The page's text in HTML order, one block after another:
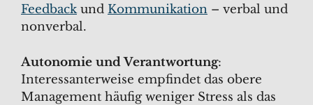
Feedbackund Kommunikation – verbal und
nonverbal.
Autonomie und Verantwortung:
Interessanterweise empfindet das obere
Management häufig weniger Stress als das